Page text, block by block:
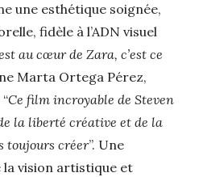
une esthétique soignée,
fidèle à l’ADN visuel
au cœur de Zara, c’est ce
Marta Ortega Pérez,
Ce film incroyable de Steven
la liberté créative et de la
toujours créer”. Une
vision artistique et